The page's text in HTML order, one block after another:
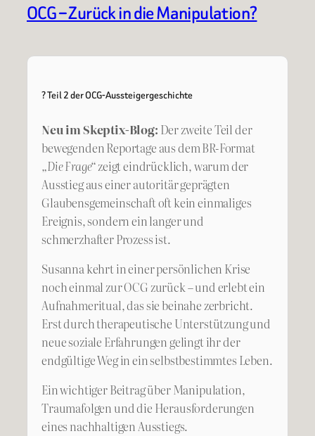
OCG – Zurück in die Manipulation?
? Teil 2 der OCG-Aussteigergeschichte
Neu im Skeptix-Blog: Der zweite Teil der
bewegenden Reportage aus dem BR-Format
„Die Frage“zeigt eindrücklich, warum der
Ausstieg aus einer autoritär geprägten
Glaubensgemeinschaft oft kein einmaliges
Ereignis, sondern ein langer und
schmerzhafter Prozess ist.
Susanna kehrt in einer persönlichen Krise
noch einmal zur OCG zurück – und erlebt ein
Aufnahmeritual, das sie beinahe zerbricht.
Erst durch therapeutische Unterstützung und
neue soziale Erfahrungen gelingt ihr der
endgültige Weg in ein selbstbestimmtes Leben.
Ein wichtiger Beitrag über Manipulation,
Traumafolgen und die Herausforderungen
eines nachhaltigen Ausstiegs.